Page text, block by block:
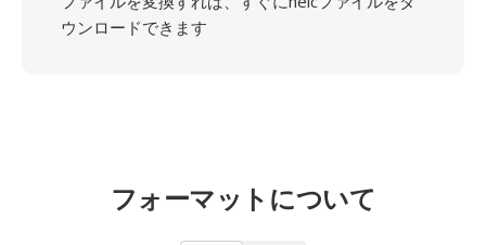
ウンロードできます
フォーマットについて